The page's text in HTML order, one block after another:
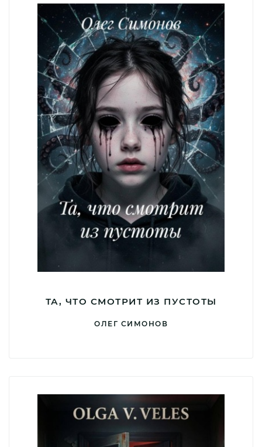
ТА, ЧТО СМОТРИТ ИЗ ПУСТОТЫ
ОЛЕГ СИМОНОВ